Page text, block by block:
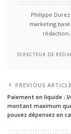
Philippe
marketing
rédaction,
DIRECTEUR DE
PREVIOUS ARTICLE
Paiement en liquide :
montant maximum
pouvez dépensez en